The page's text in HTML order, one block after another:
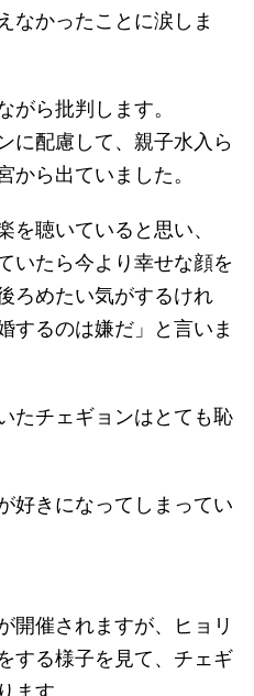
なかったことに涙しま
がら批判します。
に配慮して、親子水入ら
から出ていました。
を聴いていると思い、
いたら今より幸せな顔を
ろめたい気がするけれ
するのは嫌だ」と言いま
たチェギョンはとても恥
好きになってしまってい
開催されますが、ヒョリ
する様子を見て、チェギ
ます。